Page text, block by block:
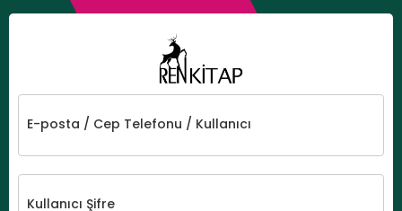
E-posta / Cep Telefonu / Kullanıcı
Kullanıcı Şifre